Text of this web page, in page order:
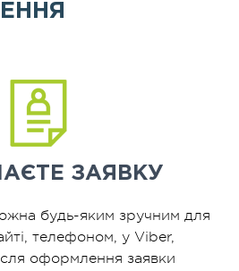
ЗАЯВКУ
будь-яким зручним для
телефоном, у Viber,
оформлення заявки